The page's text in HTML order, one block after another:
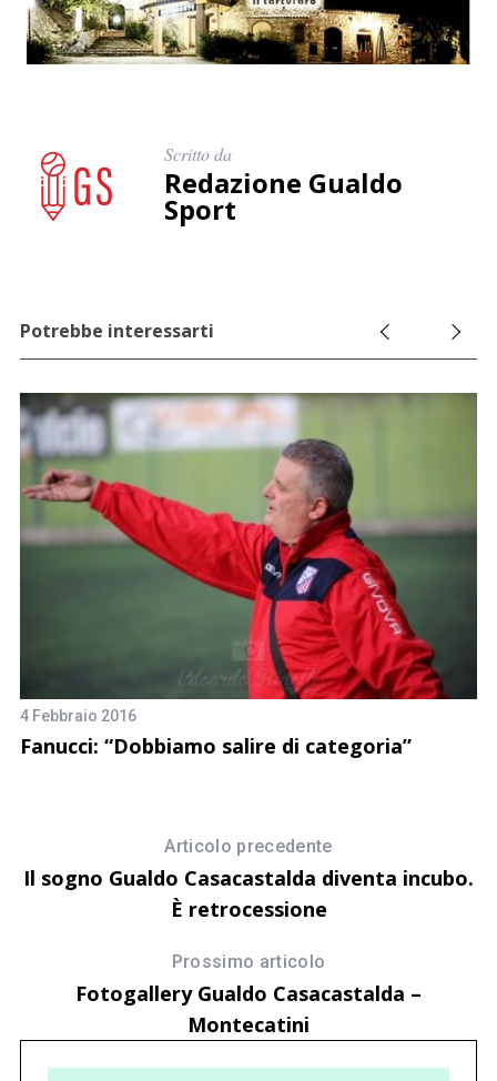
Scritto da
Redazione Gualdo
Sport
Potrebbe interessarti
4 Febbraio 2016
Fanucci: “Dobbiamo salire di categoria”
Articolo precedente
Il sogno Gualdo Casacastalda diventa incubo.
È retrocessione
Prossimo articolo
Fotogallery Gualdo Casacastalda –
Montecatini